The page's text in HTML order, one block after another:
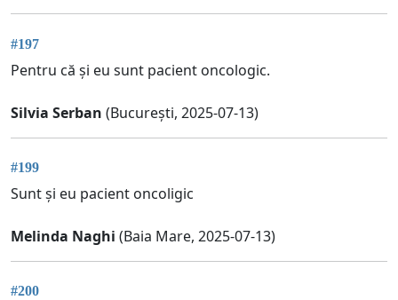
#197
Pentru că și eu sunt pacient oncologic.
Silvia Serban (București, 2025-07-13)
#199
Sunt și eu pacient oncoligic
Melinda Naghi (Baia Mare, 2025-07-13)
#200